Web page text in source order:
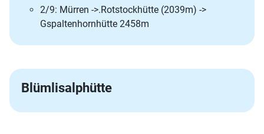
2/9: Mürren ->.Rotstockhütte (2039m) ->
Gspaltenhornhütte 2458m
Blümlisalphütte